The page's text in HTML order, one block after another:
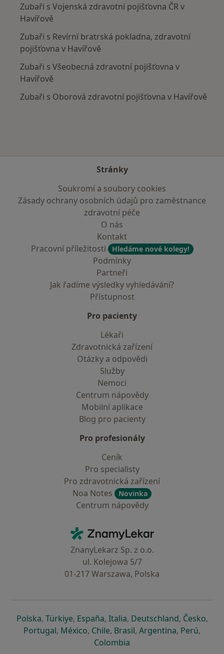
Zubaři s Vojenská zdravotní pojišťovna ČR v
Havířově
Zubaři s Revírní bratrská pokladna, zdravotní
pojišťovna v Havířově
Zubaři s Všeobecná zdravotní pojišťovna v
Havířově
Zubaři s Oborová zdravotní pojišťovna v Havířově
Stránky
Soukromí a soubory cookies
Zásady ochrany osobních údajů pro zaměstnance
zdravotní péče
O nás
Kontakt
Pracovní příležitosti
Hledáme nové kolegy!
Podmínky
Partneři
Jak řadíme výsledky vyhledávání?
Přístupnost
Pro pacienty
Lékaři
Zdravotnická zařízení
Otázky a odpovědi
Služby
Nemoci
Centrum nápovědy
Mobilní aplikace
Blog pro pacienty
Pro profesionály
Ceník
Pro specialisty
Pro zdravotnická zařízení
Noa Notes
Novinka
Centrum nápovědy
ZnamyLekar - Hlavní stránka
ZnanyLekarz Sp. z o.o.
ul. Kolejowa 5/7
01-217 Warszawa, Polska
Polskase otevře v nové záložce
, Türkiyese otevře v nové záložce
, Españase otevře v nové záložce
, Italiase otevře v nové záložce
, Deutschlandse otevře v
, Českose
,
Portugalse otevře v nové záložce
, Méxicose otevře v nové záložce
, Chilese otevře v nové záložce
, Brasilse otevře v nové
, Argentinase otevře v
, Perúse
,
Colombia